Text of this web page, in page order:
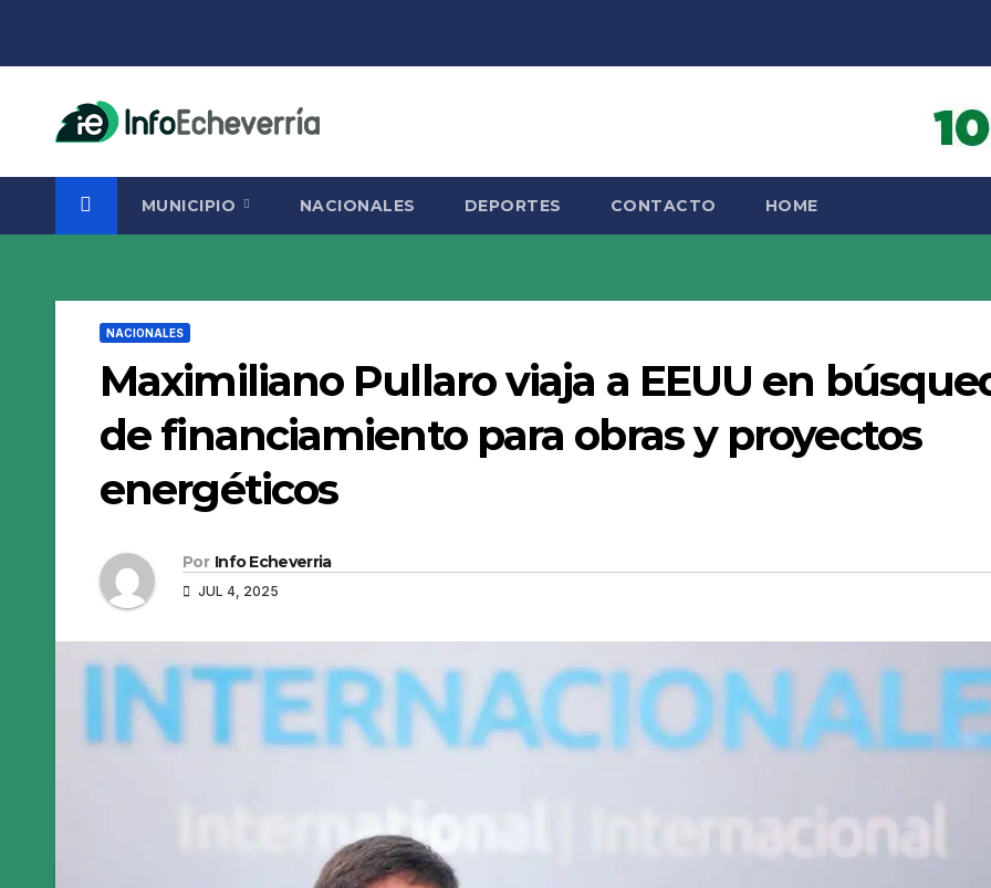
MUNICIPIO NACIONALES DEPORTES CONTACTO HOME
NACIONALES
Maximiliano Pullaro viaja a EEUU en
de financiamiento para obras y proyectos
energéticos
Por Info Echeverria
JUL 4, 2025